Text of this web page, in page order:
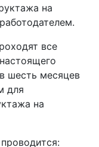
на
все
шесть месяцев
для
на